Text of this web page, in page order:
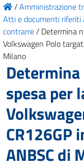
/Amministrazione
Atti e documenti riferiti
contrarre/ Determina
Volkswagen Polo
Milano
spesa per
CR126GP
ANBSC di